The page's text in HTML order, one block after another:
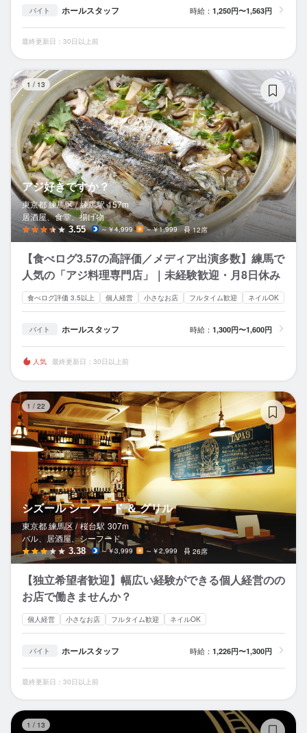
バイト ホールスタッフ 時給： 1,250円〜1,563円
最終更新日：30日以上前
1 / 13
アジ好きですか？
東京都 練馬区 / 練馬駅 157m
居酒屋、食堂、揚げ物
3.55 ～￥4,999 ～￥1,999 12席
【食べログ3.57の高評価／メディア出演多数】練馬で
人気の「アジ料理専門店」｜未経験歓迎・月8日休み
食べログ評価 3.5以上 個人経営 小さなお店 フルタイム歓迎 ネイルOK
バイト ホールスタッフ 時給： 1,300円〜1,600円
人気 最終更新日：30日以上前
1 / 22
シズール シーフード ＆ グリル
東京都 練馬区 / 桜台駅 307m
バル、居酒屋、シーフード
3.38 ～￥3,999 ～￥2,999 26席
【独立希望者歓迎】幅広い経験ができる個人経営のの
お店で働きませんか？
個人経営 小さなお店 フルタイム歓迎 ネイルOK
バイト ホールスタッフ 時給： 1,226円〜1,300円
最終更新日：30日以上前
1 / 13